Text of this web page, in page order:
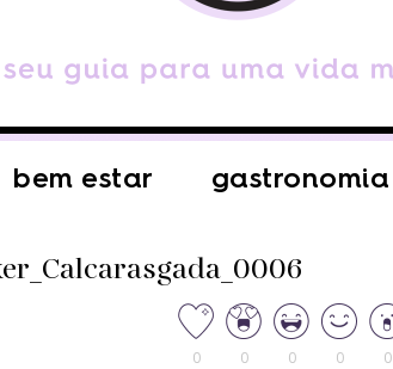
bem estar gastronomia
0 0 0 0 0